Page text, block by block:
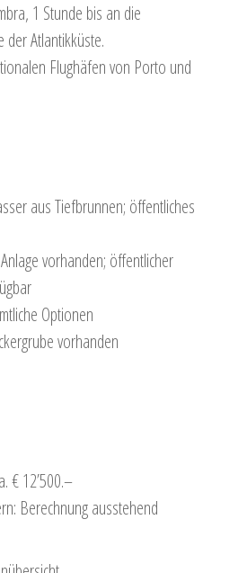
1 Stunde bis an die
der Atlantikküste.
Flughäfen von Porto und
aus Tiefbrunnen; öffentliches
vorhanden; öffentlicher
Optionen
vorhanden
€ 12’500.–
Berechnung ausstehend